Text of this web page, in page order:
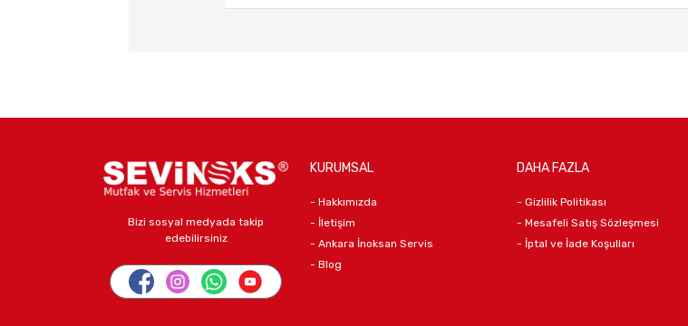
Bizi sosyal medyada takip
edebilirsiniz
KURUMSAL
- Hakkımızda
- İletişim
- Ankara İnoksan Servis
- Blog
DAHA FAZLA
- Gizlilik Politikası
- Mesafeli Satış Sözleşmesi
- İptal ve İade Koşulları